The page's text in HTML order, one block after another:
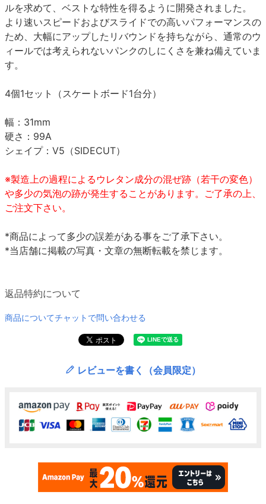
ルを求めて、ベストな特性を得るように開発されました。
より速いスピードおよびスライドでの高いパフォーマンスの
ため、大幅にアップしたリバウンドを持ちながら、通常のウ
ィールでは考えられないパンクのしにくさを兼ね備えていま
す。
4個1セット（スケートボード1台分）
幅：31mm
硬さ：99A
シェイプ：V5（SIDECUT）
※製造上の過程によるウレタン成分の混ぜ跡（若干の変色）
や多少の気泡の跡が発生することがあります。ご了承の上、
ご注文下さい。
*商品によって多少の誤差がある事をご了承下さい。
*当店舗に掲載の写真・文章の無断転載を禁じます。
返品特約について
商品についてチャットで問い合わせる
レビューを書く（会員限定）